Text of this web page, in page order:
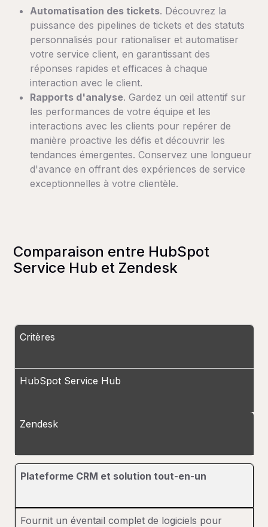
Automatisation des tickets. Découvrez la
puissance des pipelines de tickets et des statuts
personnalisés pour rationaliser et automatiser
votre service client, en garantissant des
réponses rapides et efficaces à chaque
interaction avec le client.
Rapports d'analyse. Gardez un œil attentif sur
les performances de votre équipe et les
interactions avec les clients pour repérer de
manière proactive les défis et découvrir les
tendances émergentes. Conservez une longueur
d'avance en offrant des expériences de service
exceptionnelles à votre clientèle.
Comparaison entre HubSpot
Service Hub et Zendesk
Critères
HubSpot Service Hub
Zendesk
Plateforme CRM et solution tout-en-un
Fournit un éventail complet de logiciels pour